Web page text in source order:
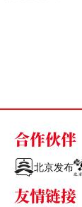
合作伙伴
北京发布
友情链接